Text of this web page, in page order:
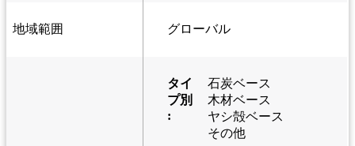
地域範囲 グローバル
タイ
プ別
:
石炭ベース
木材ベース
ヤシ殻ベース
その他